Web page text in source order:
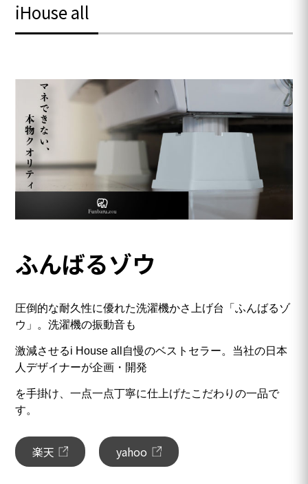
iHouse all
ふんばるゾウ
圧倒的な耐久性に優れた洗濯機かさ上げ台「ふんばるゾ
ウ」。洗濯機の振動音も
激減させるi House all自慢のベストセラー。当社の日本
人デザイナーが企画・開発
を手掛け、一点一点丁寧に仕上げたこだわりの一品で
す。
楽天 yahoo